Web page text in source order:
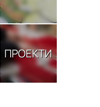
ПРОЕКТИ